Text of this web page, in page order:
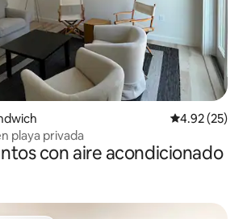
Calificación
4.92 (25)
playa privada
con aire acondicionado